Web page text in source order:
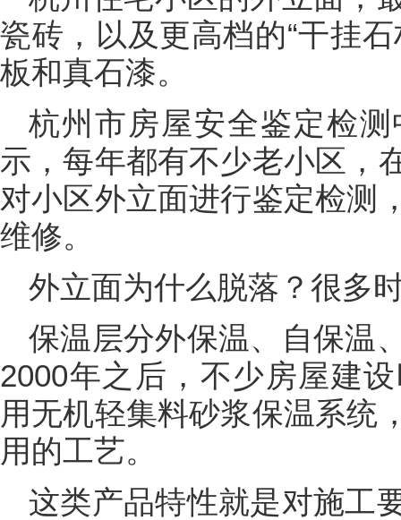
瓷砖，以及更高档的“干挂
板和真石漆。
杭州市房屋安全鉴定检
示，每年都有不少老小区，
对小区外立面进行鉴定检测
维修。
外立面为什么脱落？很多
保温层分外保温、自保温
2000年之后，不少房屋建
用无机轻集料砂浆保温系统
用的工艺。
这类产品特性就是对施工